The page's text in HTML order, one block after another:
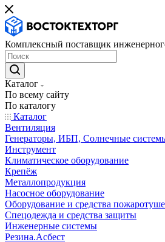
Комплексный поставщик
Каталог
По всему сайту
По каталогу
Каталог
Вентиляция
Генераторы, ИБП, Солнечные
Инструмент
Климатическое оборудование
Крепёж
Металлопродукция
Насосное оборудование
Оборудование и средства
Спецодежда и средства защиты
Инженерные системы
Резина.Асбест